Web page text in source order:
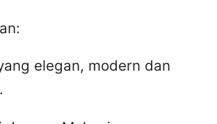
elegan, modern dan